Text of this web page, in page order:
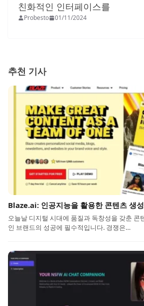
친화적인 인터페이스를
Probesto 01/11/2024
추천 기사
Blaze.ai: 인공지능을 활용한 콘텐츠 생
오늘날 디지털 시대에 품질과 독창성을 갖춘 콘
인 브랜드의 성공에 필수적입니다. 경쟁은…